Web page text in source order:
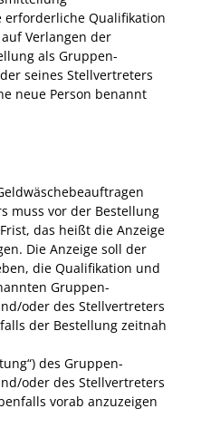
Weinberge
Umwelt Klima
für Senioren
und Jugendliche
Trigono-
+ Kultur
erforderliche Qualifikation
Verlangen der
als Gruppen-
seines Stellvertreters
neue Person benannt
muss vor der Bestellung
das heißt die Anzeige
Die Anzeige soll der
die Qualifikation und
Gruppen-
oder des Stellvertreters
der Bestellung zeitnah
des Gruppen-
oder des Stellvertreters
vorab anzuzeigen